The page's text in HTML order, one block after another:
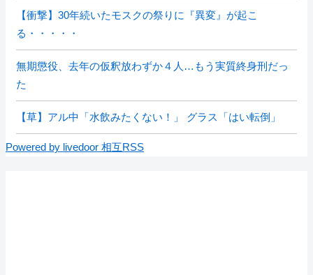
【衝撃】30年続いたモスクの祭りに『異変』が起こ
る・・・・・
無期懲役、去年の仮釈放わずか４人…もう実質終身刑だっ
た
【草】アル中「水飲みたくない！」 グラス「はい転倒」
Powered by livedoor 相互RSS